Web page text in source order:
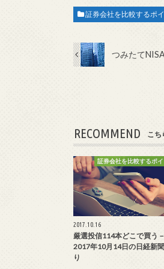
証券会社を比較するポ
つみたて
RECOMMEND こち
証券会社を比較するポイ
2017.10.16
厳選投信114本どこで買う－
2017年10月14日の日経新
り